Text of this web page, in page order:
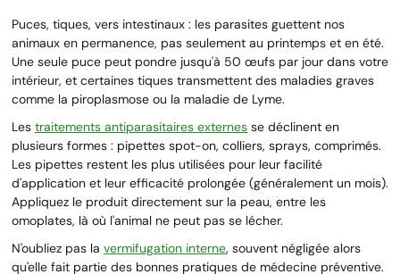
Puces, tiques, vers intestinaux : les parasites guettent nos
animaux en permanence, pas seulement au printemps et en été.
Une seule puce peut pondre jusqu'à 50 œufs par jour dans votre
intérieur, et certaines tiques transmettent des maladies graves
comme la piroplasmose ou la maladie de Lyme.
Les traitements antiparasitaires externes se déclinent en
plusieurs formes : pipettes spot-on, colliers, sprays, comprimés.
Les pipettes restent les plus utilisées pour leur facilité
d'application et leur efficacité prolongée (généralement un mois).
Appliquez le produit directement sur la peau, entre les
omoplates, là où l'animal ne peut pas se lécher.
N'oubliez pas la vermifugation interne, souvent négligée alors
qu'elle fait partie des bonnes pratiques de médecine préventive.